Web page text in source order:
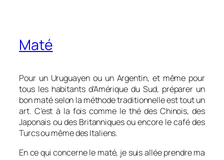
Maté
Pour un Uruguayen ou un Argentin, et même pour
tous les habitants d’Amérique du Sud, préparer un
bon maté selon la méthode traditionnelle est tout un
art. C’est à la fois comme le thé des Chinois, des
Japonais ou des Britanniques ou encore le café des
Turcs ou même des Italiens.
En ce qui concerne le maté, je suis allée prendre ma